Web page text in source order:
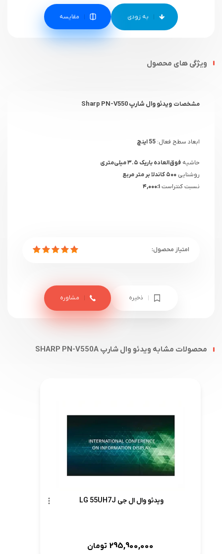
مقایسه
ویژگی های محصول
مشخصات ویدئو وال شارپ Sharp PN-V550
ابعاد سطح فعال: 55 اینچ
حاشیه فوق‌العاده باریک ۳.۵ میلی‌متری
روشنایی ۵۰۰ کاندلا بر متر مربع
نسبت کنتراست۴,۰۰۰:۱
ذخیره مشاوره
محصولات مشابه ویدئو وال شارپ SHARP PN-V550A
ویدئو وال ال جی LG 55UH7J
295,900,000 تومان